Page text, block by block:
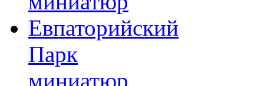
Евпаторийский
Парк
миниатюр